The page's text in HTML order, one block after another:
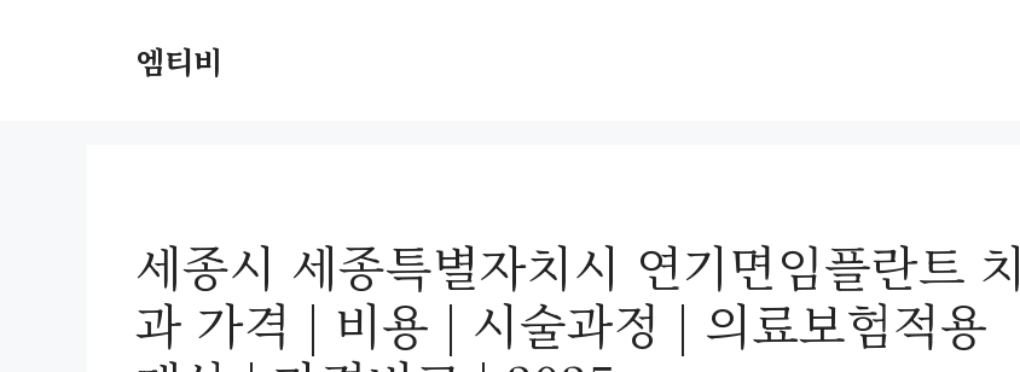
엠티비
세종시 세종특별자치시 연기면임플란트 치
과 가격 | 비용 | 시술과정 | 의료보험적용